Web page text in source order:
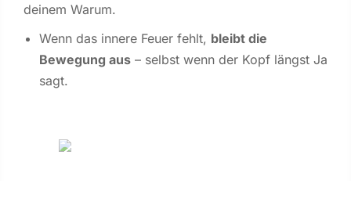
deinem Warum.
Wenn das innere Feuer fehlt, bleibt die
Bewegung aus – selbst wenn der Kopf längst Ja
sagt.